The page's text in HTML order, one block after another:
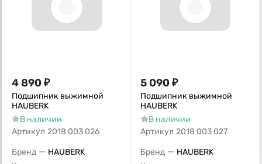
4 890 ₽
Подшипник выжимной
HAUBERK
В наличии
Артикул 2018 003 026
Бренд — HAUBERK
5 090 ₽
Подшипник выжимной
HAUBERK
В наличии
Артикул 2018 003 027
Бренд — HAUBERK